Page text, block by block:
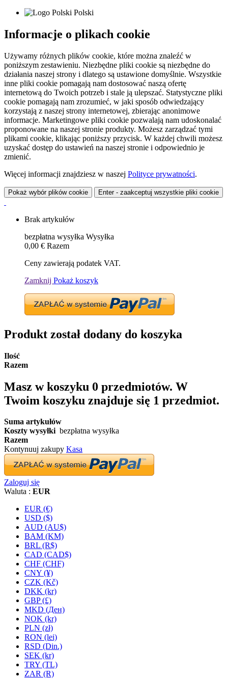
Polski
Informacje o plikach cookie
Używamy różnych plików cookie, które można znaleźć w
poniższym zestawieniu. Niezbędne pliki cookie są niezbędne do
działania naszej strony i dlatego są ustawione domyślnie. Wszystkie
inne pliki cookie pomagają nam dostosować naszą ofertę
internetową do Twoich potrzeb i stale ją ulepszać. Statystyczne pliki
cookie pomagają nam zrozumieć, w jaki sposób odwiedzający
korzystają z naszej strony internetowej, zbierając anonimowe
informacje. Marketingowe pliki cookie pozwalają nam udoskonalać
proponowane na naszej stronie produkty. Możesz zarządzać tymi
plikami cookie, klikając poniższy przycisk. W każdej chwili możesz
uzyskać dostęp do ustawień na naszej stronie i odpowiednio je
zmienić.
Więcej informacji znajdziesz w naszej Polityce prywatności.
Pokaż wybór plików cookie Enter - zaakceptuj wszystkie pliki cookie
Brak artykułów
bezpłatna wysyłka Wysyłka
0,00 € Razem
Ceny zawierają podatek VAT.
Zamknij Pokaż koszyk
Produkt został dodany do koszyka
Ilość
Razem
Masz w koszyku 0 przedmiotów. W
Twoim koszyku znajduje się 1 przedmiot.
Suma artykułów
Koszty wysyłki bezpłatna wysyłka
Razem
Kontynuuj zakupy Kasa
Zaloguj się
Waluta : EUR
EUR (€)
USD ($)
AUD (AU$)
BAM (KM)
BRL (R$)
CAD (CAD$)
CHF (CHF)
CNY (¥)
CZK (Kč)
DKK (kr)
GBP (£)
MKD (Ден)
NOK (kr)
PLN (zł)
RON (lei)
RSD (Din.)
SEK (kr)
TRY (TL)
ZAR (R)